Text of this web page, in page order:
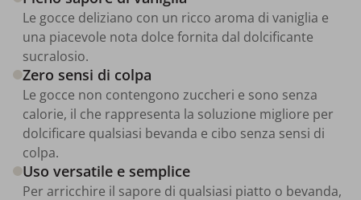
Le gocce deliziano con un ricco aroma di vaniglia e
una piacevole nota dolce fornita dal dolcificante
sucralosio.
Zero sensi di colpa
Le gocce non contengono zuccheri e sono senza
calorie, il che rappresenta la soluzione migliore per
dolcificare qualsiasi bevanda e cibo senza sensi di
colpa.
Uso versatile e semplice
Per arricchire il sapore di qualsiasi piatto o bevanda,